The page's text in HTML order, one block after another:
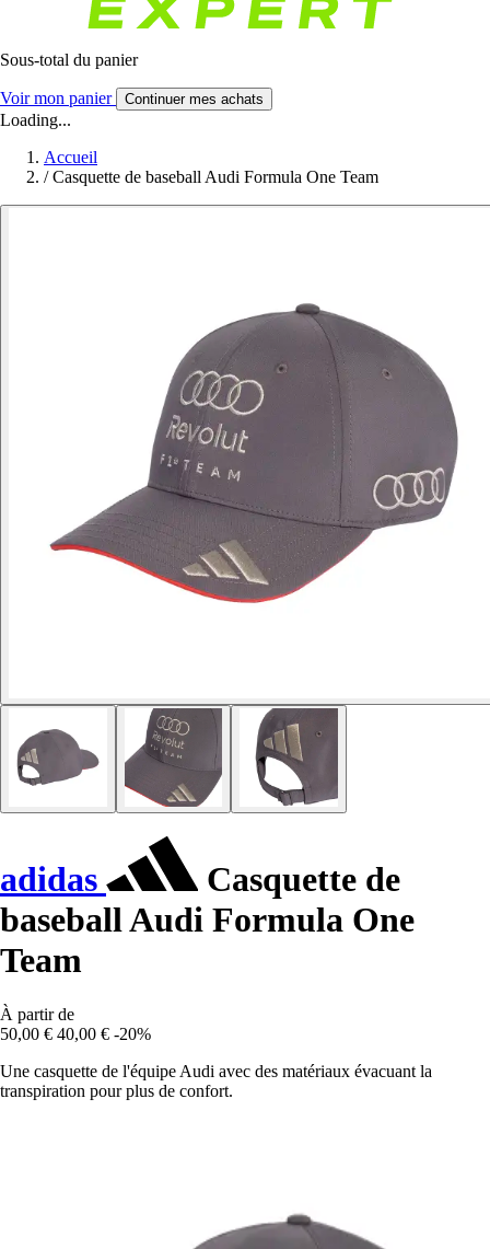
Sous-total du panier
Voir mon panier Continuer mes achats
Loading...
Accueil
/ Casquette de baseball Audi Formula One Team
adidas
Casquette de
baseball Audi Formula One
Team
À partir de
50,00 € 40,00 € -20%
Une casquette de l'équipe Audi avec des matériaux évacuant la
transpiration pour plus de confort.